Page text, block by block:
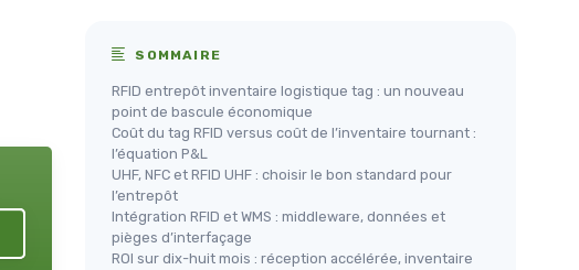
SOMMAIRE
RFID entrepôt inventaire logistique tag : un nouveau
point de bascule économique
Coût du tag RFID versus coût de l’inventaire tournant :
l’équation P&L
UHF, NFC et RFID UHF : choisir le bon standard pour
l’entrepôt
Intégration RFID et WMS : middleware, données et
pièges d’interfaçage
ROI sur dix-huit mois : réception accélérée, inventaire